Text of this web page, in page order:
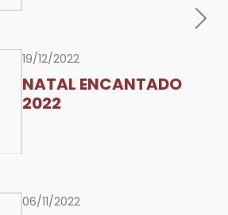
19/12/2022
NATAL ENCANTADO
2022
06/11/2022
Next